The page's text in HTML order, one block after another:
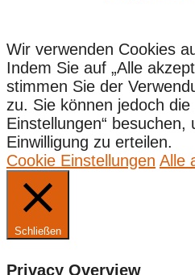
Wir verwenden Cookies
Indem Sie auf „Alle
stimmen Sie der
zu. Sie können jedoch die
Einstellungen“
Einwilligung zu erteilen.
Cookie Einstellungen Alle
Schließen
Privacy Overview